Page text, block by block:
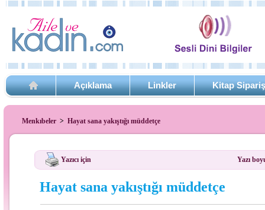
Açıklama Linkler Kitap
Menkıbeler > Hayat sana yakıştığı müddetçe
Yazıcı için Yazı
Hayat sana yakıştığı müddetçe